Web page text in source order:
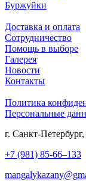
Буржуйки
Доставка и оплата
Сотрудничество
Помощь в выборе
Галерея
Новости
Контакты
Политика
Персональные
г. Санкт-Петербург,
+7 (981) 85-66–133